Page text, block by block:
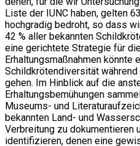
Liste der IUNC haben, gelten
hochgradig bedroht, so dass
42 % aller bekannten
eine gerichtete Strategie für
Erhaltungsmaßnahmen
Schildkrötendiversität
gehen. Im Hinblick auf die
Erhaltungsbemühungen
Museums- und
bekannten Land- und
Verbreitung zu dokumentieren
identifizieren, denen eine